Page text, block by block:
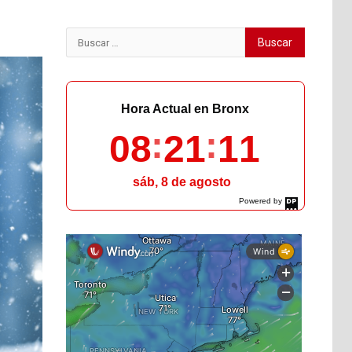
Buscar:
Powered by
DaysPedia.com
Hora Actual en Bronx
08 21 12
sáb, 8 de agosto